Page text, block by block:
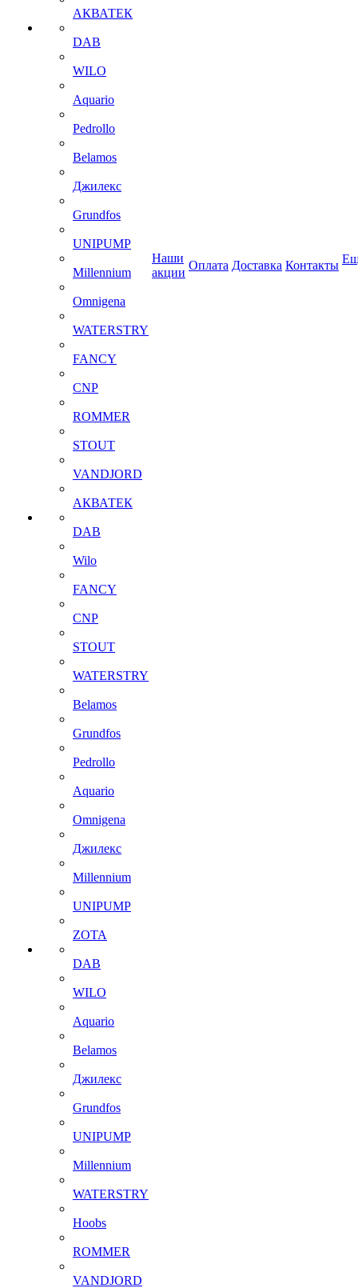
АКВАТЕК
DAB
WILO
Aquario
Pedrollo
Belamos
Джилекс
Grundfos
UNIPUMP
Millennium
Omnigena
WATERSTRY
FANCY
CNP
ROMMER
STOUT
VANDJORD
АКВАТЕК
DAB
Wilo
FANCY
CNP
STOUT
WATERSTRY
Belamos
Grundfos
Pedrollo
Aquario
Omnigena
Джилекс
Millennium
UNIPUMP
ZOTA
DAB
WILO
Aquario
Belamos
Джилекс
Grundfos
UNIPUMP
Millennium
WATERSTRY
Hoobs
ROMMER
VANDJORD
Наши
акции
Оплата Доставка Контакты